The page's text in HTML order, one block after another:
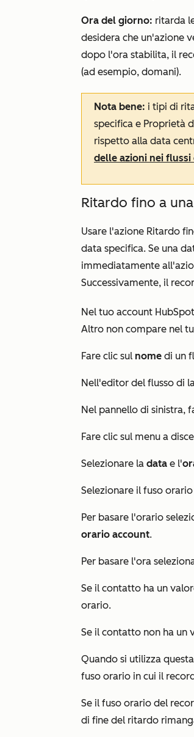
Ora del giorno: ritarda
desidera che un'azione
dopo l'ora stabilita, il
(ad esempio, domani).
Nota bene: i tipi di
specifica e Proprietà
rispetto alla data
delle azioni nei
Ritardo fino a
Usare l'azione Ritardo
data specifica. Se una
immediatamente
Successivamente, il
Nel tuo account
Altro non compare nel
Fare clic sul nome di un
Nell'editor del flusso di
Nel pannello di sinistra,
Fare clic sul menu a
Selezionare la data e l'
Selezionare il fuso
Per basare l'orario
orario account.
Per basare l'ora
Se il contatto ha un
orario.
Se il contatto non ha un
Quando si utilizza
fuso orario in cui il
Se il fuso orario del
di fine del ritardo